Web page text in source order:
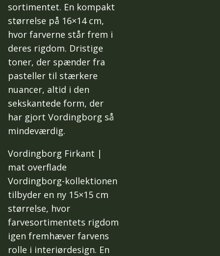
sortimentet. En kompakt
størrelse på 16×14 cm,
hvor farverne står frem i
deres rigdom. Dristige
toner, der spænder fra
pasteller til stærkere
nuancer, altid i den
sekskantede form, der
har gjort Vordingborg så
mindeværdig.
Vordingborg Firkant |
mat overflade
Vordingborg-kollektionen
tilbyder en ny 15×15 cm
størrelse, hvor
farvesortimentets rigdom
igen fremhæver farvens
rolle i interiørdesign. En